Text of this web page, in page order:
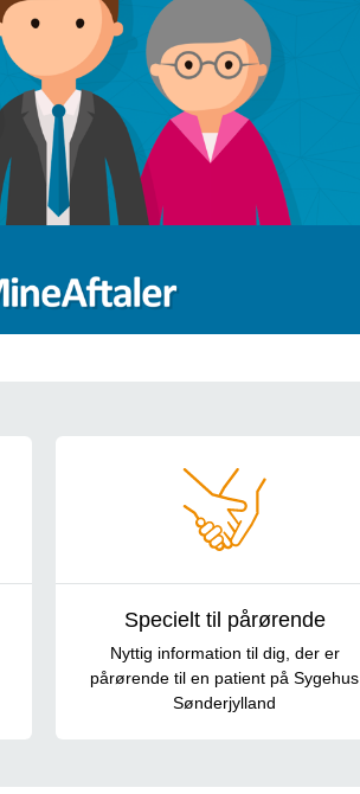
Specielt til pårørende
Nyttig information til dig, der er
pårørende til en patient på Sygehus
Sønderjylland